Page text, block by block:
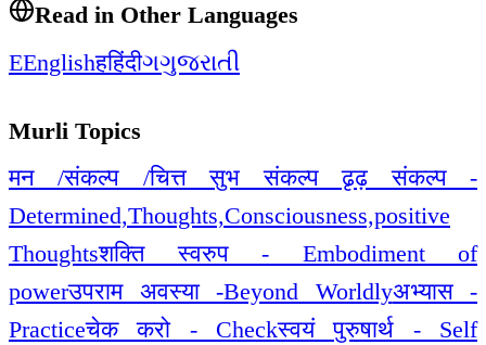
Read in Other Languages
EEnglishहहिंदीગગુજરાતી
Murli Topics
मन /संकल्प /चित्त सुभ संकल्प ढृढ़ संकल्प -
Determined,Thoughts,Consciousness,positive
Thoughtsशक्ति स्वरुप - Embodiment of
powerउपराम अवस्या -Beyond Worldlyअभ्यास -
Practiceचेक करो - Checkस्वयं पुरुषार्थ - Self